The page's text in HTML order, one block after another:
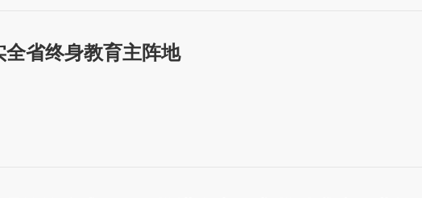
省终身教育主阵地